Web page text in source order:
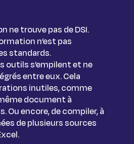
ne trouve pas de DSI.
n’est pas
standards.
outils s’empilent et ne
entre eux. Cela
inutiles, comme
document à
Ou encore, de compiler, à
de plusieurs sources